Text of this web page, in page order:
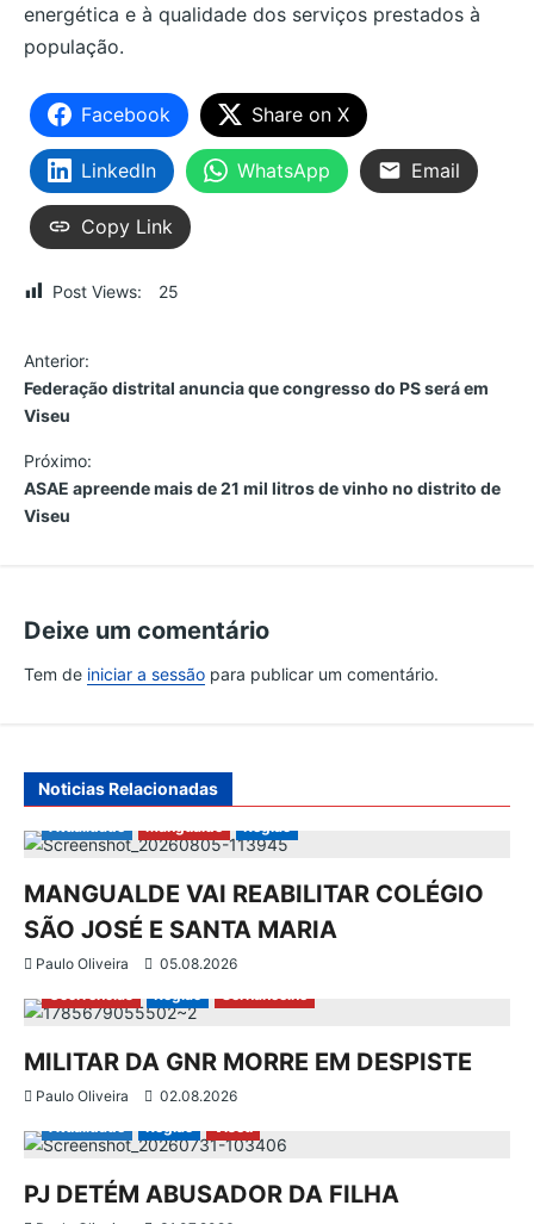
energética e à qualidade dos serviços prestados à
população.
Facebook Share on X
LinkedIn WhatsApp Email
Copy Link
Post Views: 25
N
a
v
e
a
ç
o
d
e
a
r
t
i
g
o
Anterior:
Federação distrital anuncia que congresso do PS será em
Viseu
Próximo:
ASAE apreende mais de 21 mil litros de vinho no distrito de
Viseu
Deixe um comentário
Tem de iniciar a sessão para publicar um comentário.
Noticias Relacionadas
MANGUALDE VAI REABILITAR COLÉGIO
SÃO JOSÉ E SANTA MARIA
Paulo Oliveira
05.08.2026
MILITAR DA GNR MORRE EM DESPISTE
Paulo Oliveira
02.08.2026
PJ DETÉM ABUSADOR DA FILHA